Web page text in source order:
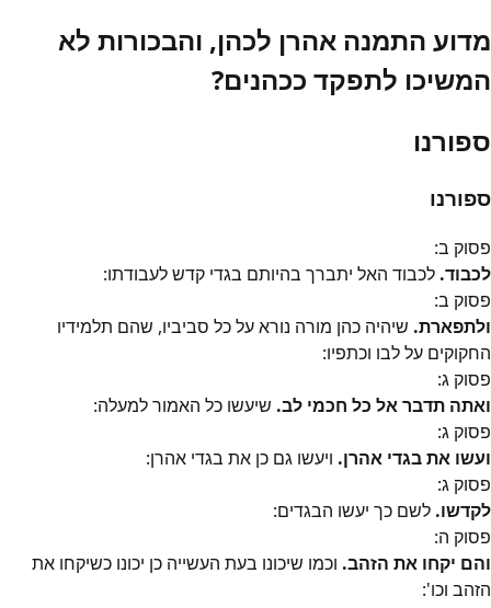
מדוע התמנה אהרן לכהן, והבכורות לא
המשיכו לתפקד ככהנים?
ספורנו
ספורנו
פסוק ב:
לכבוד. לכבוד האל יתברך בהיותם בגדי קדש לעבודתו:
פסוק ב:
ולתפארת. שיהיה כהן מורה נורא על כל סביביו, שהם תלמידיו
החקוקים על לבו וכתפיו:
פסוק ג:
ואתה תדבר אל כל חכמי לב. שיעשו כל האמור למעלה:
פסוק ג:
ועשו את בגדי אהרן. ויעשו גם כן את בגדי אהרן:
פסוק ג:
לקדשו. לשם כך יעשו הבגדים:
פסוק ה:
והם יקחו את הזהב. וכמו שיכונו בעת העשייה כן יכונו כשיקחו את
הזהב וכו':